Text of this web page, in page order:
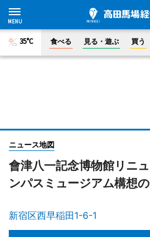
35°C 食べる 見る・遊ぶ 買う
ニュース地図
會津八一記念博物館リニ
ンパスミュージアム構想
新宿区西早稲田1-6-1